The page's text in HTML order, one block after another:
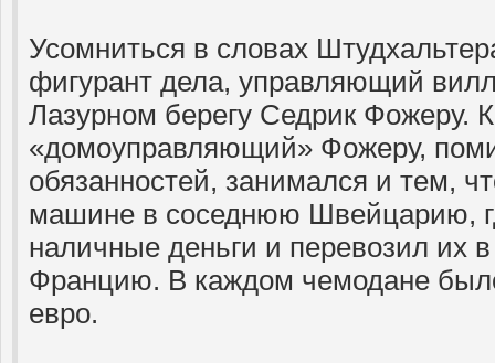
Усомниться в словах
фигурант дела, управляющий
Лазурном берегу Седрик Фожеру.
«домоуправляющий» Фожеру,
обязанностей, занимался и тем,
машине в соседнюю Швейцарию,
наличные деньги и перевозил их
Францию. В каждом чемодане
евро.